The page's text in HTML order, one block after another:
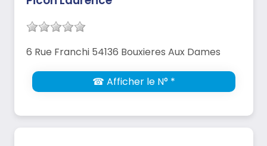
6 Rue Franchi 54136 Bouxieres Aux Dames
☎ Afficher le N° *